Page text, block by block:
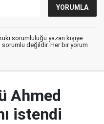
sorumluluğu yazan kişiye
sorumlu değildir. Her bir yorum
Ahmed
istendi